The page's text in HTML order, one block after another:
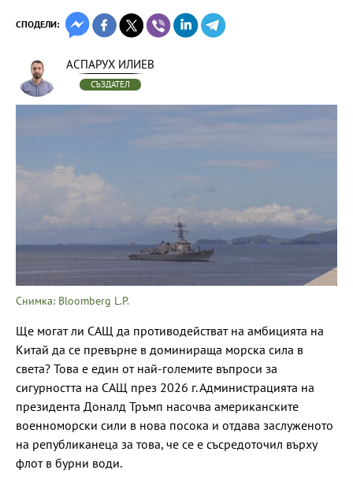
СПОДЕЛИ:
АСПАРУХ ИЛИЕВ
СЪЗДАТЕЛ
Снимка: Bloomberg L.P.
Ще могат ли САЩ да противодействат на амбицията на
Китай да се превърне в доминираща морска сила в
света? Това е един от най-големите въпроси за
сигурността на САЩ през 2026 г. Администрацията на
президента Доналд Тръмп насочва американските
военноморски сили в нова посока и отдава заслуженото
на републиканеца за това, че се е съсредоточил върху
флот в бурни води.